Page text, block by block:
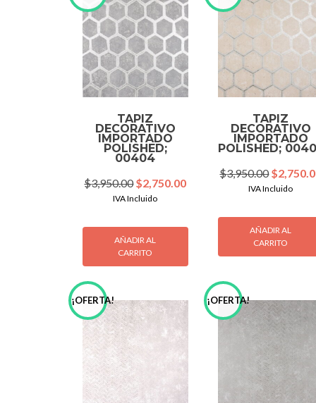
TAPIZ
DECORATIVO
IMPORTADO
POLISHED;
00404
$3,950.00Original
price
$3,950.00.
$2,750.00Current
$2,750.00.
IVA Incluido
AÑADIR AL
CARRITO
TAPIZ
DECORATIVO
IMPORTADO
POLISHED;
$3,950.00Original
price
$
IVA Incluido
AÑADIR AL
CARRITO
¡OFERTA! ¡OFERTA!